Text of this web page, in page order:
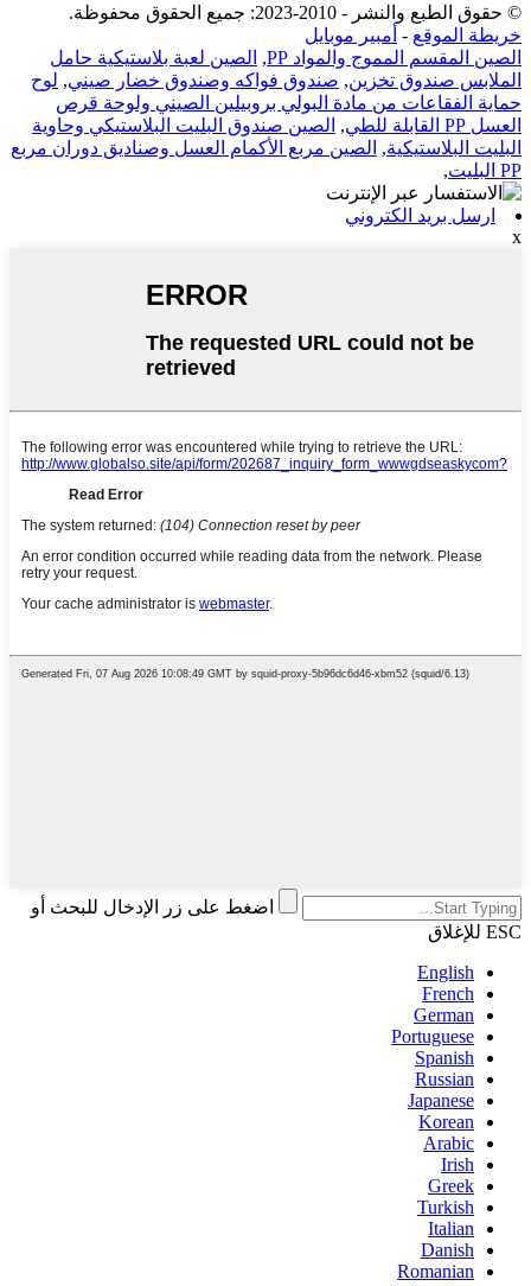
© حقوق الطبع والنشر - 2010-2023: جميع الحقوق محفوظة.
خريطة الموقع - أمبير موبايل
الصين المقسم المموج والمواد PP
, الصين لعبة بلاستيكية حامل
الملابس صندوق تخزين, صندوق فواكه وصندوق خضار صيني, لوح
حماية الفقاعات من مادة البولي بروبيلين الصيني ولوحة قرص
العسل PP القابلة للطي
, الصين صندوق البليت البلاستيكي وحاوية
البليت البلاستيكية, الصين مربع الأكمام العسل وصناديق دوران مربع
PP البليت
,
ارسل بريد الكتروني
x
اضغط على زر الإدخال للبحث أو
ESC للإغلاق
English
French
German
Portuguese
Spanish
Russian
Japanese
Korean
Arabic
Irish
Greek
Turkish
Italian
Danish
Romanian